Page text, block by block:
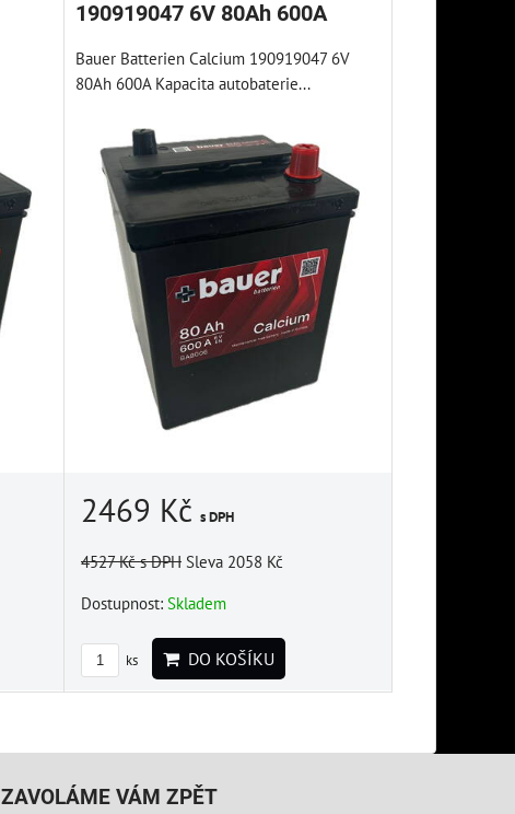
190919047 6V 80Ah 600A
Bauer Batterien Calcium 190919047 6V
80Ah 600A Kapacita autobaterie...
2469 Kčs DPH
4527 Kčs DPH Sleva 2058 Kč
Dostupnost:Skladem
ks DO KOŠÍKU
ZAVOLÁME VÁM ZPĚT